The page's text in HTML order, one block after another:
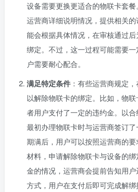
设备需要更换更适合的物联卡套
运营商详细说明情况，提供相关
能会根据具体情况，在审核通过
绑定。不过，这一过程可能需要
户需要耐心配合。
满足特定条件 ：有些运营商规定
以解除物联卡的绑定。比如，物
者用户支付了一定的违约金。以
最初办理物联卡时与运营商签订
期满后，用户可以按照运营商的
材料，申请解除物联卡与设备的
金的情况，运营商会提前告知用
方式，用户在支付后即可完成解绑